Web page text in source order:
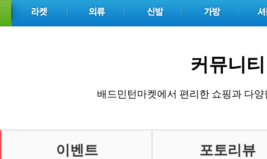
커뮤니티
배드민턴마켓에서 편리한 쇼핑과 다
이벤트 포토리뷰